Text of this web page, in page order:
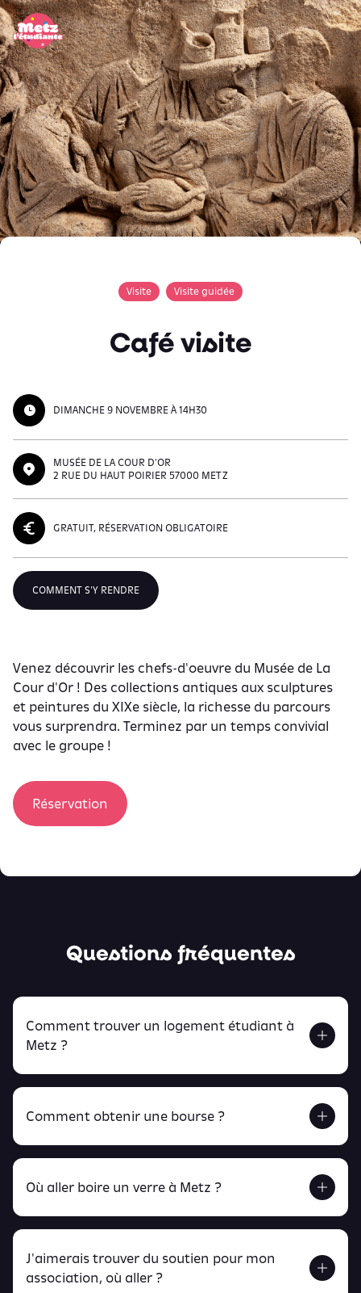
Panneau de gestion des cookies
Visite Visite guidée
Café visite
DIMANCHE 9 NOVEMBRE À 14H30
MUSÉE DE LA COUR D'OR
2 RUE DU HAUT POIRIER 57000 METZ
GRATUIT, RÉSERVATION OBLIGATOIRE
COMMENT S'Y RENDRE
Venez découvrir les chefs-d'oeuvre du Musée de La
Cour d'Or ! Des collections antiques aux sculptures
et peintures du XIXe siècle, la richesse du parcours
vous surprendra. Terminez par un temps convivial
avec le groupe !
Réservation
Questions fréquentes
Comment trouver un logement étudiant à
Metz ?
Retrouve tout ça en cliquant ici !
Comment obtenir une bourse ?
Retrouve toutes ces infos ici.
Où aller boire un verre à Metz ?
peux
J'aimerais trouver du soutien pour mon
association, où aller ?